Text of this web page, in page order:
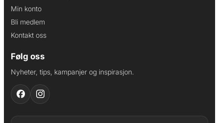
Min konto
Bli medlem
Kontakt oss
Følg oss
Nyheter, tips, kampanjer og inspirasjon.